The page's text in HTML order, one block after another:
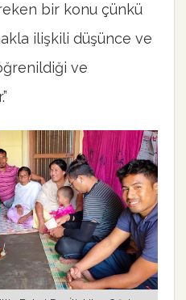
bir konu çünkü
ilişkili düşünce ve
ve